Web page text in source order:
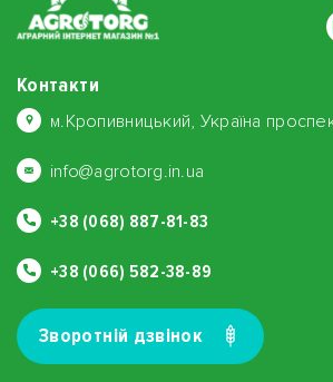
Контакти
м.Кропивницький, Україна
info@agrotorg.in.ua
+38 (068) 887-81-83
+38 (066) 582-38-89
Зворотнiй дзвiнок